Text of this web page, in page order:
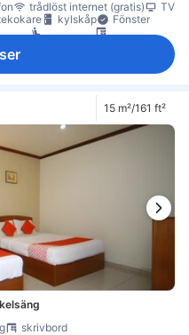
trådlöst internet (gratis)
TV
kylskåp
Fönster
15 m²/161 ft²
skrivbord